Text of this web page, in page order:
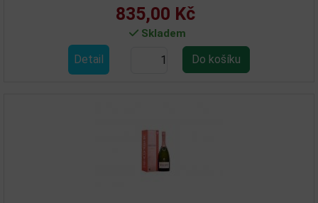
835,00 Kč
Skladem
Detail